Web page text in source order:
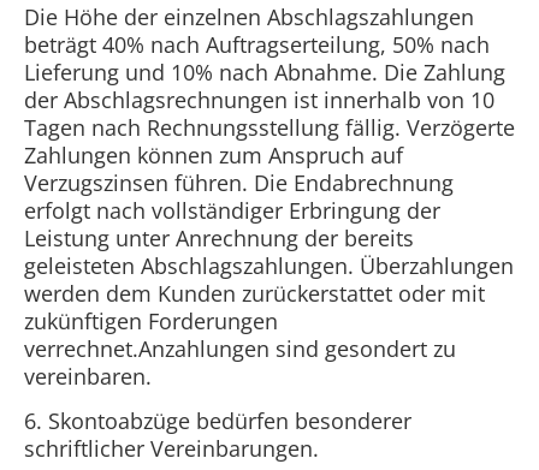
Die Höhe der einzelnen Abschlagszahlungen
beträgt 40% nach Auftragserteilung, 50% nach
Lieferung und 10% nach Abnahme. Die Zahlung
der Abschlagsrechnungen ist innerhalb von 10
Tagen nach Rechnungsstellung fällig. Verzögerte
Zahlungen können zum Anspruch auf
Verzugszinsen führen. Die Endabrechnung
erfolgt nach vollständiger Erbringung der
Leistung unter Anrechnung der bereits
geleisteten Abschlagszahlungen. Überzahlungen
werden dem Kunden zurückerstattet oder mit
zukünftigen Forderungen
verrechnet.Anzahlungen sind gesondert zu
vereinbaren.
6. Skontoabzüge bedürfen besonderer
schriftlicher Vereinbarungen.